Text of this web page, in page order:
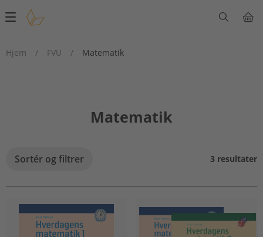
Main
Hjem
/ FVU / Matematik
Matematik
Sortér og filtrer 3 resultater